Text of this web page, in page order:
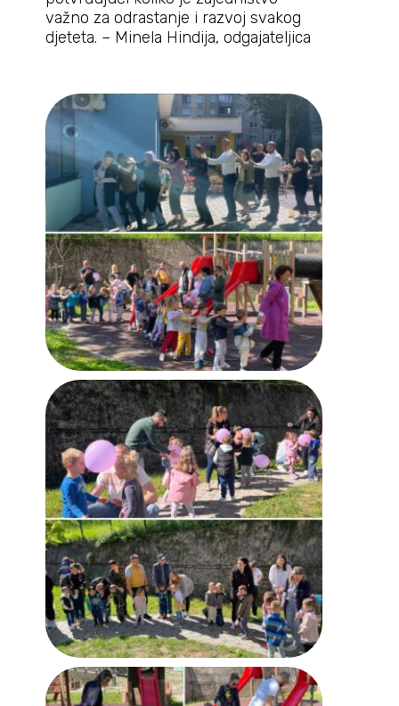
važno za odrastanje i razvoj svakog
djeteta. – Minela Hindija, odgajateljica